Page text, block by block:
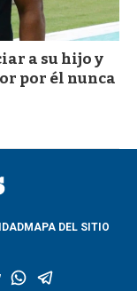
a su hijo y
por él nunca
MAPA DEL SITIO
g
w